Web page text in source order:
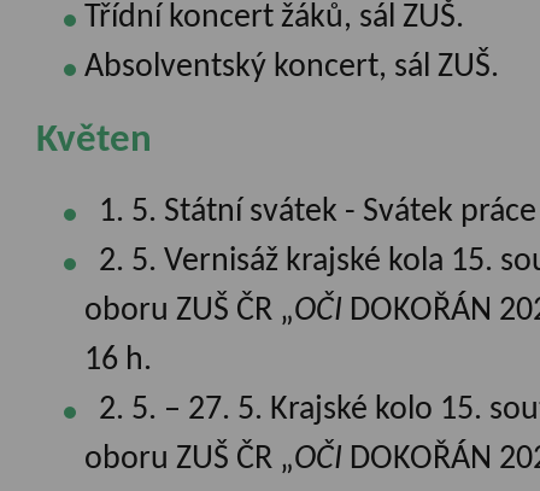
Třídní koncert žáků, sál ZUŠ.
Absolventský koncert, sál ZUŠ.
Květen
1. 5. Státní svátek - Svátek
2. 5. Vernisáž krajské kola 15.
oboru ZUŠ ČR „OČI DOKOŘÁN
16 h.
2. 5. – 27. 5. Krajské kolo 15.
oboru ZUŠ ČR „OČI DOKOŘÁN